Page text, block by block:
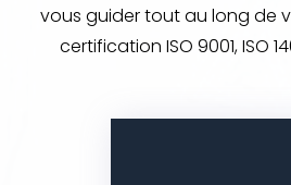
vous guider tout au long de
certification ISO 9001, ISO